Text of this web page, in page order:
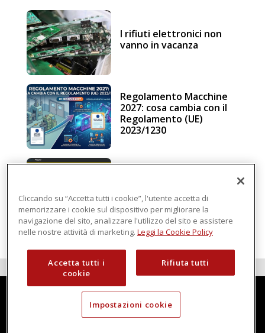
I rifiuti elettronici non
vanno in vacanza
Regolamento Macchine
2027: cosa cambia con il
Regolamento (UE)
2023/1230
intelligenza in cloud
Cliccando su “Accetta tutti i cookie”, l'utente accetta di
memorizzare i cookie sul dispositivo per migliorare la
navigazione del sito, analizzare l'utilizzo del sito e assistere
nelle nostre attività di marketing. Leggi la Cookie Policy
Accetta tutti i
cookie
Rifiuta tutti
Impostazioni cookie